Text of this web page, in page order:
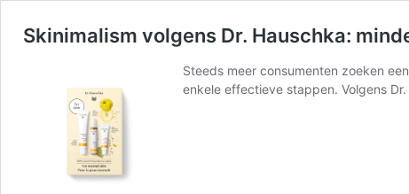
Skinimalism volgens Dr. Hauschka:
Steeds meer consumenten zoeken
enkele effectieve stappen. Volgens